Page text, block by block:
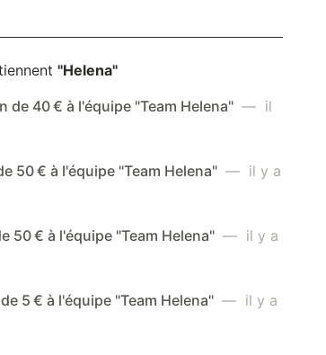
"Helena"
de 40 € à l'équipe "Team Helena" — il
50 € à l'équipe "Team Helena" — il y a
50 € à l'équipe "Team Helena" — il y a
5 € à l'équipe "Team Helena" — il y a